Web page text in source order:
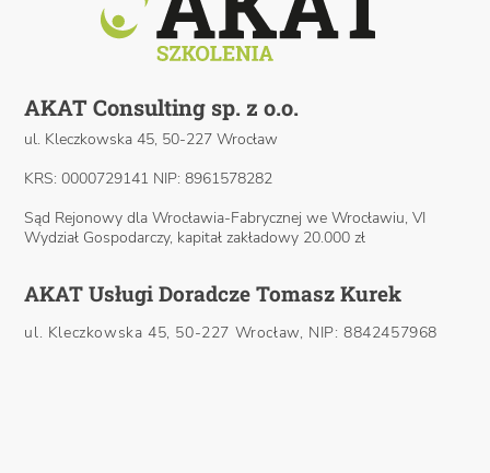
AKAT Consulting sp. z o.o.
ul. Kleczkowska 45, 50-227 Wrocław
KRS: 0000729141 NIP: 8961578282
Sąd Rejonowy dla Wrocławia-Fabrycznej we Wrocławiu, VI
Wydział Gospodarczy, kapitał zakładowy 20.000 zł
AKAT Usługi Doradcze Tomasz Kurek
ul. Kleczkowska 45, 50-227 Wrocław, NIP: 8842457968